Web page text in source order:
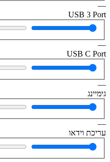
—
USB 3 Port
—
USB C Port
—
גימיינג
—
עריכת וידאו